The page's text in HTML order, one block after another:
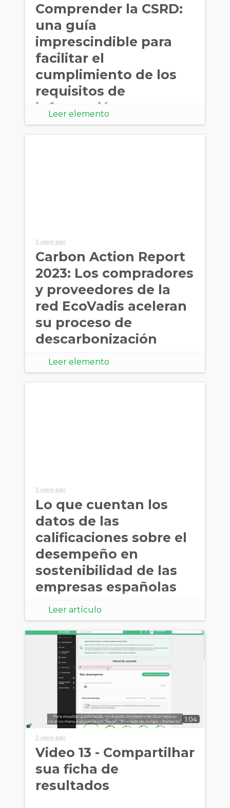
Comprender la CSRD:
una guía
imprescindible para
facilitar el
cumplimiento de los
requisitos de
información en
materia de
Leer elemento
3 years ago
Carbon Action Report
2023: Los compradores
y proveedores de la
red EcoVadis aceleran
su proceso de
descarbonización
Leer elemento
3 years ago
Lo que cuentan los
datos de las
calificaciones sobre el
desempeño en
sostenibilidad de las
empresas españolas
Leer artículo
1:04
3 years ago
Video 13 - Compartilhar
sua ficha de
resultados